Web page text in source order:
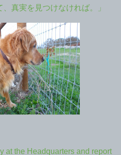
真実を見つけなければ。」
at the Headquarters and report